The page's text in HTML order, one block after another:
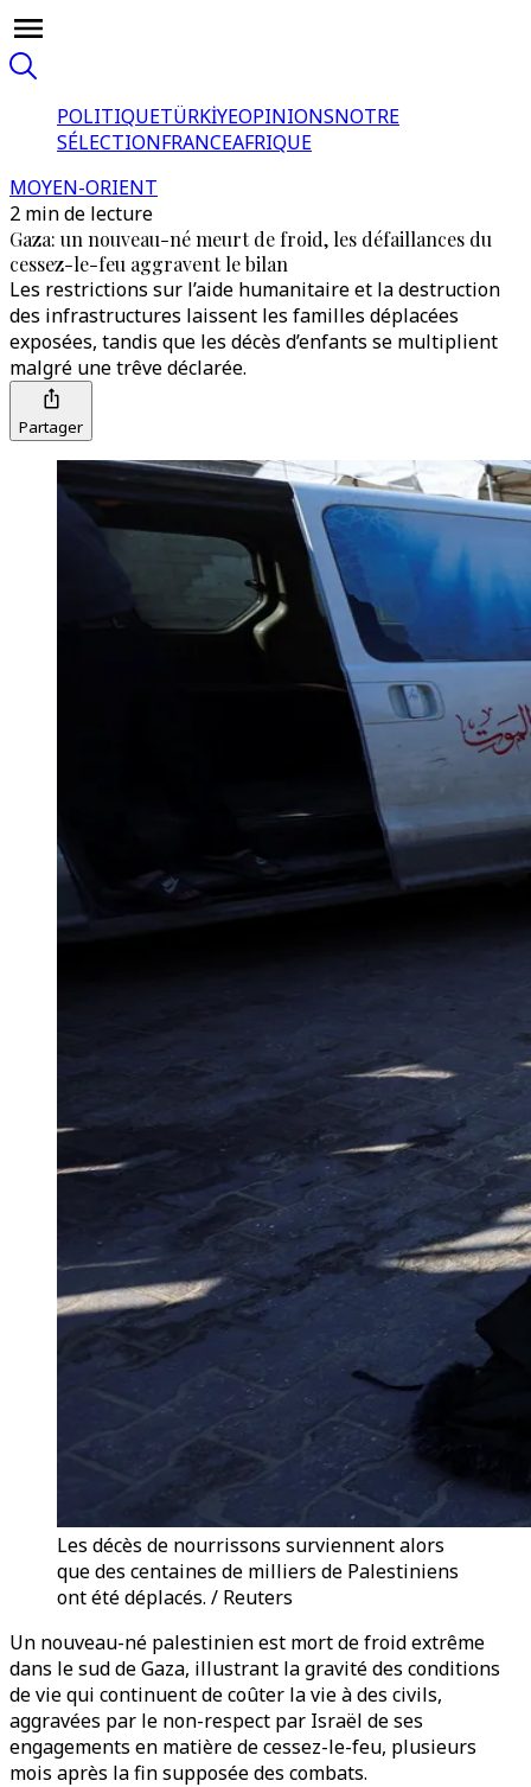
POLITIQUETÜRKİYEOPINIONSNOTRE
SÉLECTIONFRANCEAFRIQUE
MOYEN-ORIENT
2 min de lecture
Gaza: un nouveau-né meurt de froid, les défaillances du
cessez-le-feu aggravent le bilan
Les restrictions sur l’aide humanitaire et la destruction
des infrastructures laissent les familles déplacées
exposées, tandis que les décès d’enfants se multiplient
malgré une trêve déclarée.
Partager
Les décès de nourrissons surviennent alors
que des centaines de milliers de Palestiniens
ont été déplacés. / Reuters
Un nouveau-né palestinien est mort de froid extrême
dans le sud de Gaza, illustrant la gravité des conditions
de vie qui continuent de coûter la vie à des civils,
aggravées par le non-respect par Israël de ses
engagements en matière de cessez-le-feu, plusieurs
mois après la fin supposée des combats.